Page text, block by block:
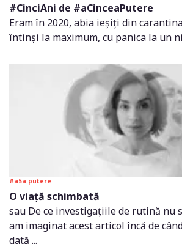
#CinciAni de #aCinceaPutere
Eram în 2020, abia ieșiți din
întinși la maximum, cu panica la un
#a5a putere
O viață schimbată
sau De ce investigațiile de rutină nu
am imaginat acest articol încă de
dată ...